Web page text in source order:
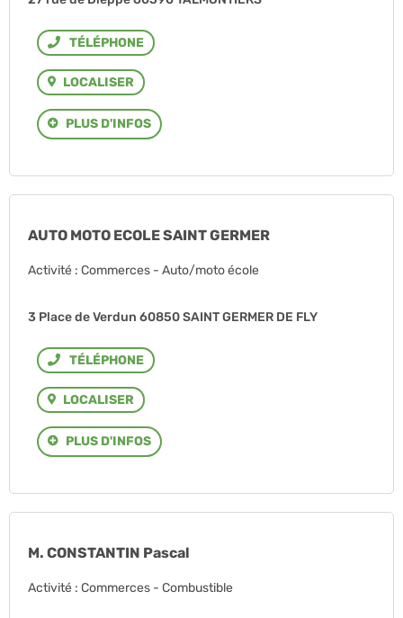
Téléphone
LOCALISER
PLUS D'INFOS
AUTO MOTO ECOLE SAINT GERMER
Activité : Commerces - Auto/moto école
3 Place de Verdun 60850 SAINT GERMER DE FLY
Téléphone
LOCALISER
PLUS D'INFOS
M. CONSTANTIN Pascal
Activité : Commerces - Combustible